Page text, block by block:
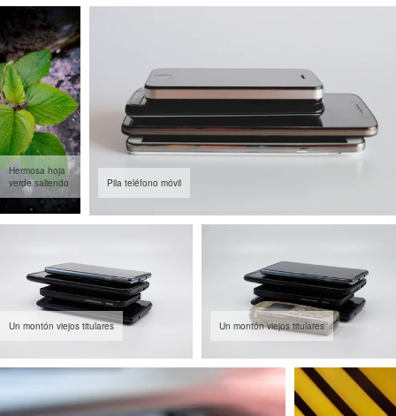
Hermosa hoja
verde saliendo
Pila teléfono móvil
Un montón viejos titulares Un montón viejos titulares